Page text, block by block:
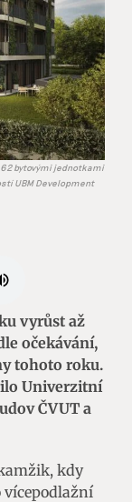
bytovými jednotkami
UBM Development
vyrůst až
očekávání,
tohoto roku.
Univerzitní
ČVUT a
kdy
vícepodlažní